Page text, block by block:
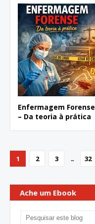
Enfermagem Forense
– Da teoria à prática
1 2 3 ... 32
Ache um Ebook